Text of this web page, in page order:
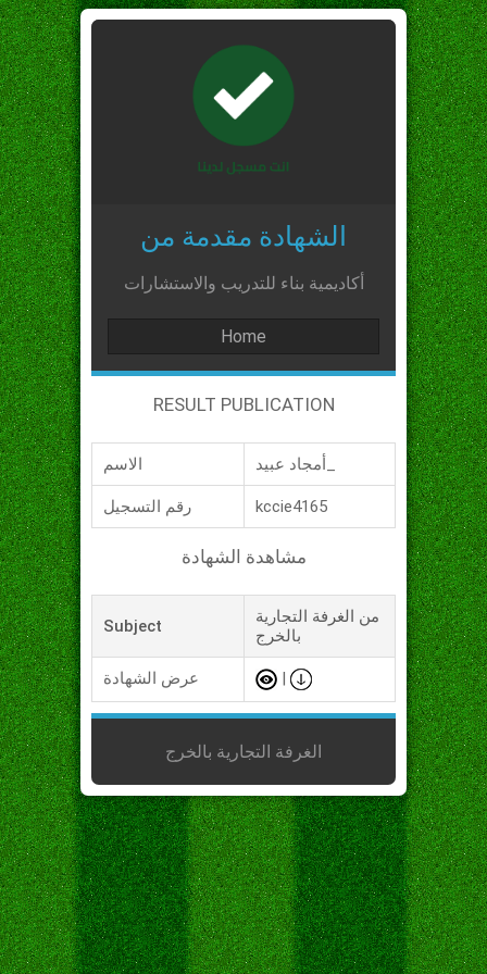
الشهادة مقدمة من
أكاديمية بناء للتدريب والاستشارات
Home
RESULT PUBLICATION
الاسم
رقم التسجيل kccie4165
مشاهدة الشهادة
Subject
من الغرفة التجارية
بالخرج
عرض الشهادة
الغرفة التجارية بالخرج